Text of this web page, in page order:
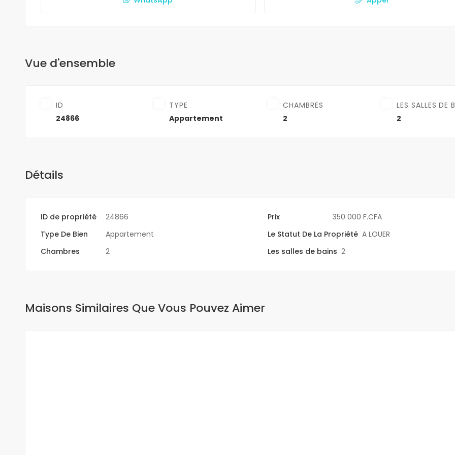
Vue d'ensemble
ID
24866
TYPE
Appartement
CHAMBRES
2
LES SALLES DE
2
Détails
ID de propriété 24866 Prix
350 000 F.CFA
Type De Bien
Appartement Le Statut De La Propriété A LOUER
Chambres
2 Les salles de bains 2
Maisons Similaires Que Vous Pouvez Aimer